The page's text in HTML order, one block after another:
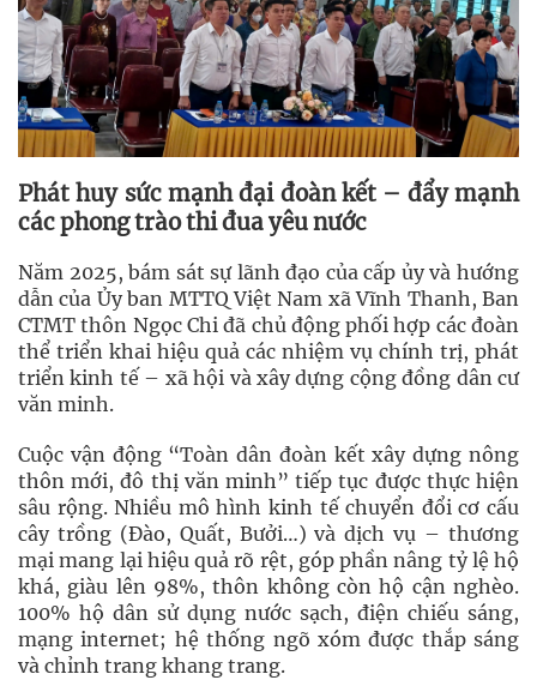
Phát huy sức mạnh đại đoàn kết – đẩy mạnh
các phong trào thi đua yêu nước
Năm 2025, bám sát sự lãnh đạo của cấp ủy và hướng
dẫn của Ủy ban MTTQ Việt Nam xã Vĩnh Thanh, Ban
CTMT thôn Ngọc Chi đã chủ động phối hợp các đoàn
thể triển khai hiệu quả các nhiệm vụ chính trị, phát
triển kinh tế – xã hội và xây dựng cộng đồng dân cư
văn minh.
Cuộc vận động “Toàn dân đoàn kết xây dựng nông
thôn mới, đô thị văn minh” tiếp tục được thực hiện
sâu rộng. Nhiều mô hình kinh tế chuyển đổi cơ cấu
cây trồng (Đào, Quất, Bưởi…) và dịch vụ – thương
mại mang lại hiệu quả rõ rệt, góp phần nâng tỷ lệ hộ
khá, giàu lên 98%, thôn không còn hộ cận nghèo.
100% hộ dân sử dụng nước sạch, điện chiếu sáng,
mạng internet; hệ thống ngõ xóm được thắp sáng
và chỉnh trang khang trang.